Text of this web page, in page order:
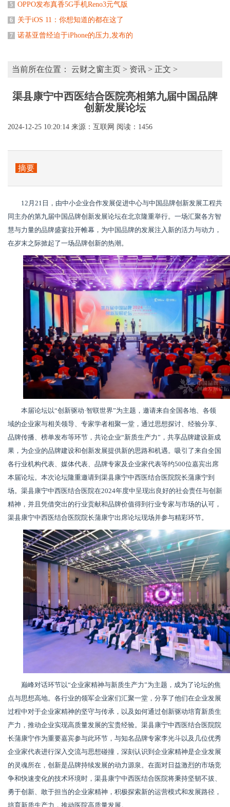
5 OPPO发布真香5G手机Reno3元气版
6 关于iOS 11：你想知道的都在这了
7 诺基亚曾经迫于iPhone的压力,发布的
当前所在位置： 云财之窗主页 > 资讯 > 正文 >
渠县康宁中西医结合医院亮相第九届中国品牌
创新发展论坛
2024-12-25 10:20:14 来源：互联网 阅读：1456
摘要
12月21日，由中小企业合作发展促进中心与中国品牌创新发展工程共
同主办的第九届中国品牌创新发展论坛在北京隆重举行。一场汇聚各方智
慧与力量的品牌盛宴拉开帷幕，为中国品牌的发展注入新的活力与动力，
在岁末之际掀起了一场品牌创新的热潮。
本届论坛以“创新驱动·智联世界”为主题，邀请来自全国各地、各领
域的企业家与相关领导、专家学者相聚一堂，通过思想探讨、经验分享、
品牌传播、榜单发布等环节，共论企业“新质生产力”，共享品牌建设新成
果，为企业的品牌建设和创新发展提供新的思路和机遇。吸引了来自全国
各行业机构代表、媒体代表、品牌专家及企业家代表等约500位嘉宾出席
本届论坛。本次论坛隆重邀请到渠县康宁中西医结合医院院长蒲康宁到
场。渠县康宁中西医结合医院在2024年度中呈现出良好的社会责任与创新
精神，并且凭借突出的行业贡献和品牌价值得到行业专家与市场的认可，
渠县康宁中西医结合医院院长蒲康宁出席论坛现场并参与精彩环节。
巅峰对话环节以“企业家精神与新质生产力”为主题，成为了论坛的焦
点与思想高地。各行业的领军企业家们汇聚一堂，分享了他们在企业发展
过程中对于企业家精神的坚守与传承，以及如何通过创新驱动培育新质生
产力，推动企业实现高质量发展的宝贵经验。渠县康宁中西医结合医院院
长蒲康宁作为重要嘉宾参与此环节，与知名品牌专家李光斗以及几位优秀
企业家代表进行深入交流与思想碰撞，深刻认识到企业家精神是企业发展
的灵魂所在，创新是品牌持续发展的动力源泉。在面对日益激烈的市场竞
争和快速变化的技术环境时，渠县康宁中西医结合医院将秉持坚韧不拔、
勇于创新、敢于担当的企业家精神，积极探索新的运营模式和发展路径，
培育新质生产力，推动医院高质量发展。